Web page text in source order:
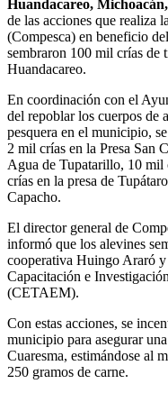
Huandacareo,
de las acciones que realiza
(Compesca) en beneficio
sembraron 100 mil crías de
Huandacareo.
En coordinación con el
del repoblar los cuerpos de
pesquera en el municipio,
2 mil crías en la Presa San
Agua de Tupatarillo, 10 mil
crías en la presa de
Capacho.
El director general de
informó que los alevines
cooperativa Huingo Araró
Capacitación e
(CETAEM).
Con estas acciones, se
municipio para asegurar
Cuaresma, estimándose al
250 gramos de carne.